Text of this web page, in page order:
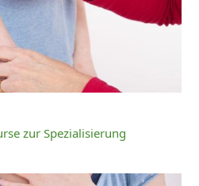
zur Spezialisierung